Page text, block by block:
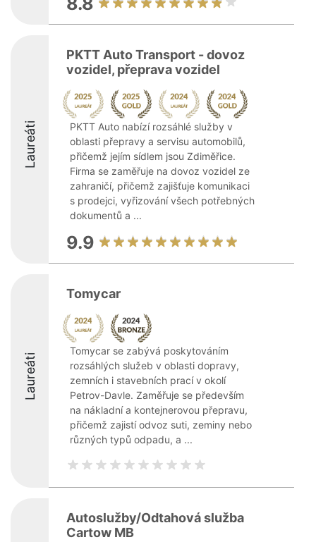
Laureáti
PKTT Auto Transport - dovoz
vozidel, přeprava vozidel
PKTT Auto nabízí rozsáhlé služby v
oblasti přepravy a servisu automobilů,
přičemž jejím sídlem jsou Zdiměřice.
Firma se zaměřuje na dovoz vozidel ze
zahraničí, přičemž zajišťuje komunikaci
s prodejci, vyřizování všech potřebných
dokumentů a ...
9.9
Laureáti
Tomycar
Tomycar se zabývá poskytováním
rozsáhlých služeb v oblasti dopravy,
zemních i stavebních prací v okolí
Petrov-Davle. Zaměřuje se především
na nákladní a kontejnerovou přepravu,
přičemž zajistí odvoz suti, zeminy nebo
různých typů odpadu, a ...
Autoslužby/Odtahová služba
Cartow MB